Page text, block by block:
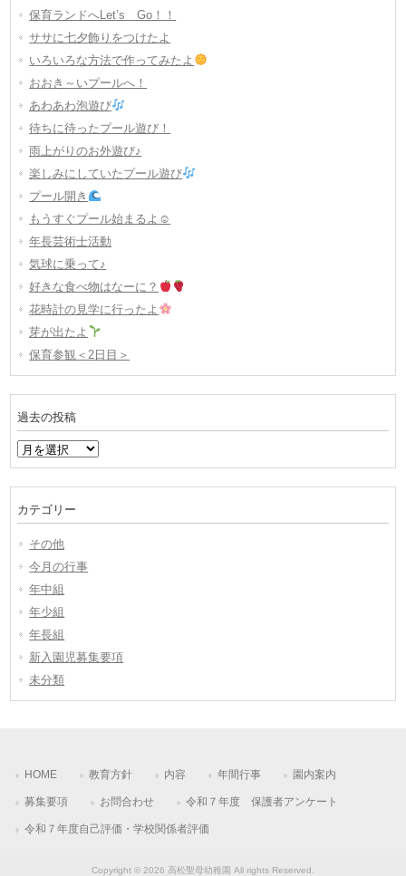
保育ランドへLet’s Go！！
ササに七夕飾りをつけたよ
いろいろな方法で作ってみたよ
おおき～いプールへ！
あわあわ泡遊び
待ちに待ったプール遊び！
雨上がりのお外遊び♪
楽しみにしていたプール遊び
プール開き
もうすぐプール始まるよ☺
年長芸術士活動
気球に乗って♪
好きな食べ物はなーに？
花時計の見学に行ったよ
芽が出たよ
保育参観＜2日目＞
過去の投稿
過
去
稿
カテゴリー
その他
今月の行事
年中組
年少組
年長組
新入園児募集要項
未分類
HOME 教育方針 内容 年間行事 園内案内
募集要項 お問合わせ 令和７年度 保護者アンケート
令和７年度自己評価・学校関係者評価
Copyright © 2026 高松聖母幼稚園 All rights Reserved.